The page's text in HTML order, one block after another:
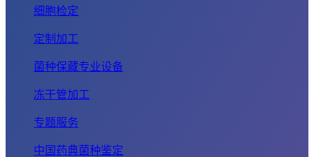
细胞检定
定制加工
菌种保藏专业设备
冻干管加工
专题服务
中国药典菌种鉴定